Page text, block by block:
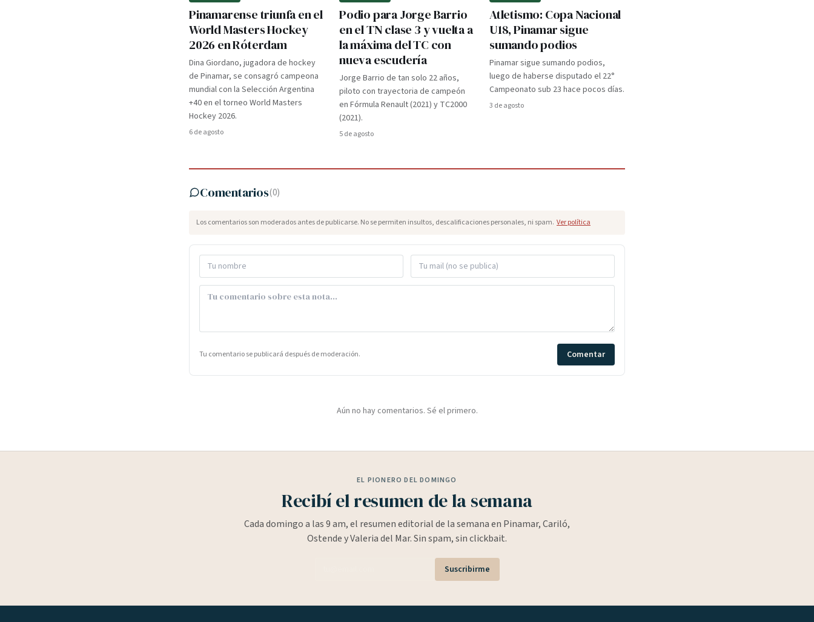
Pinamarense triunfa en el
World Masters Hockey
2026 en Róterdam
Dina Giordano, jugadora de hockey
de Pinamar, se consagró campeona
mundial con la Selección Argentina
+40 en el torneo World Masters
Hockey 2026.
6 de agosto
Podio para Jorge Barrio
en el TN clase 3 y vuelta a
la máxima del TC con
nueva escudería
Jorge Barrio de tan solo 22 años,
piloto con trayectoria de campeón
en Fórmula Renault (2021) y TC2000
(2021).
5 de agosto
Atletismo: Copa Nacional
U18, Pinamar sigue
sumando podios
Pinamar sigue sumando podios,
luego de haberse disputado el 22°
Campeonato sub 23 hace pocos días.
3 de agosto
Comentarios(0)
Los comentarios son moderados antes de publicarse. No se permiten insultos, descalificaciones personales, ni spam. Ver política
Tu comentario se publicará después de moderación. Comentar
Aún no hay comentarios. Sé el primero.
EL PIONERO DEL DOMINGO
Recibí el resumen de la semana
Cada domingo a las 9 am, el resumen editorial de la semana en Pinamar, Cariló,
Ostende y Valeria del Mar. Sin spam, sin clickbait.
Suscribirme